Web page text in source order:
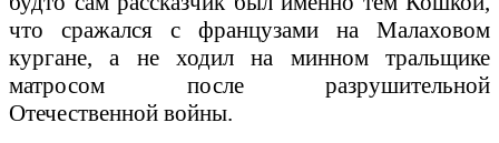
что сражался с французами на Малаховом
кургане, а не ходил на минном тральщике
матросом после разрушительной
Отечественной войны.